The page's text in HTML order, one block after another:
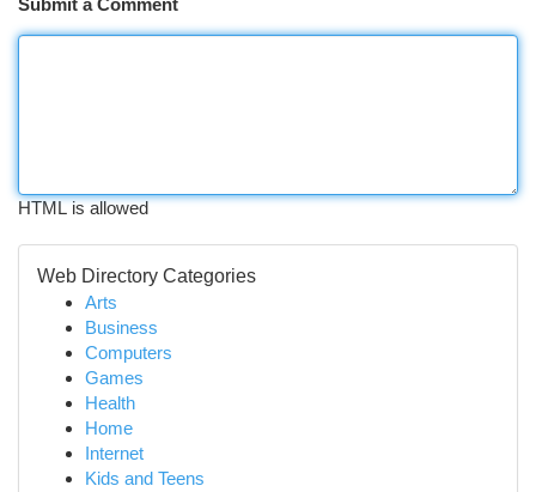
Submit a Comment
HTML is allowed
Web Directory Categories
Arts
Business
Computers
Games
Health
Home
Internet
Kids and Teens